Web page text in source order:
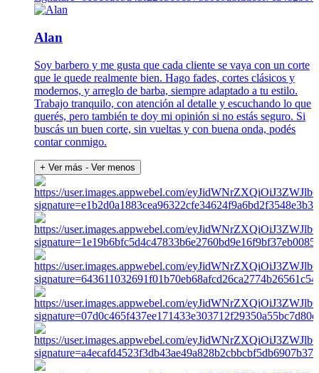
Alan
Soy barbero y me gusta que cada cliente se vaya con un corte
que le quede realmente bien. Hago fades, cortes clásicos y
modernos, y arreglo de barba, siempre adaptado a tu estilo.
Trabajo tranquilo, con atención al detalle y escuchando lo que
querés, pero también te doy mi opinión si no estás seguro. Si
buscás un buen corte, sin vueltas y con buena onda, podés
contar conmigo.
+ Ver más - Ver menos